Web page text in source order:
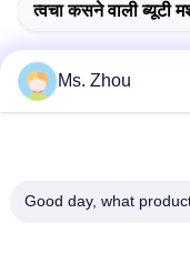
त्वचा कसने वाली ब्यूटी
पता
Ms. Zhou
Good day, what